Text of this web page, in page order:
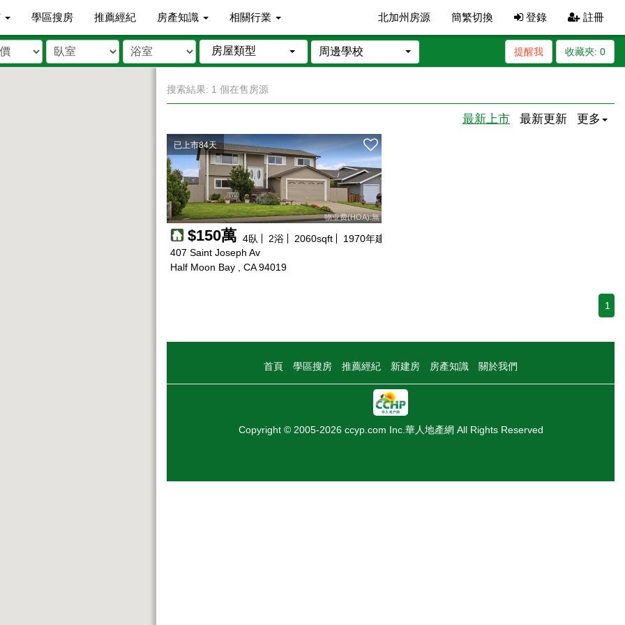
學區搜房 推薦經紀 房產知識 相關行業 北加州房源 簡繁切換 登錄 註冊
房屋類型 周邊學校 收藏夾: 0
提醒我
搜索結果: 1 個在售房源
最新上市 最新更新 更多
已上市84天
物业费(HOA):無
$150萬 4臥 2浴 2060sqft 1970年建
407 Saint Joseph Av
Half Moon Bay , CA 94019
1
首頁 學區搜房 推薦經紀 新建房 房產知識 關於我們
Copyright © 2005-2026 ccyp.com Inc.華人地產網 All Rights Reserved